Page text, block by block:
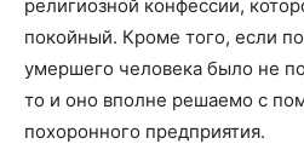
религиозной конфессии,
покойный. Кроме того, если
умершего человека было не
то и оно вполне решаемо с
похоронного предприятия.